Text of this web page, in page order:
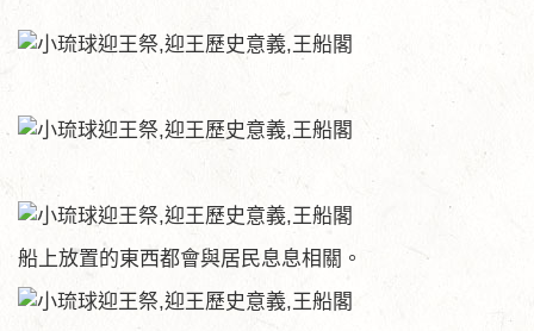
船上放置的東西都會與居民息息相關。